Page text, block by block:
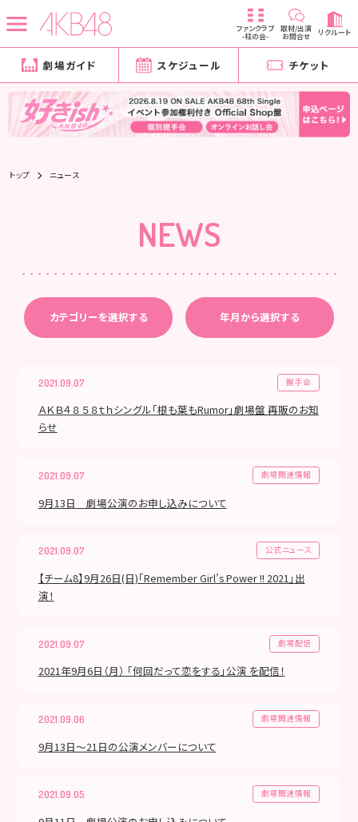
ファンクラブ
-柱の会-
取材/出演
お問合せ リクルート
劇場ガイド スケジュール チケット
トップ ニュース
NEWS
カテゴリーを選択する 年月から選択する
2021.09.07 握手会
ＡＫＢ４８ ５８ｔｈシングル「根も葉もRumor」劇場盤 再販のお知
らせ
2021.09.07 劇場関連情報
9月13日 劇場公演のお申し込みについて
2021.09.07 公式ニュース
【チーム8】9月26日(日)「Remember Girl’s Power !! 2021」出
演！
2021.09.07 劇場配信
2021年9月6日（月） 「何回だって恋をする」公演 を配信！
2021.09.06 劇場関連情報
9月13日〜21日の公演メンバーについて
2021.09.05 劇場関連情報